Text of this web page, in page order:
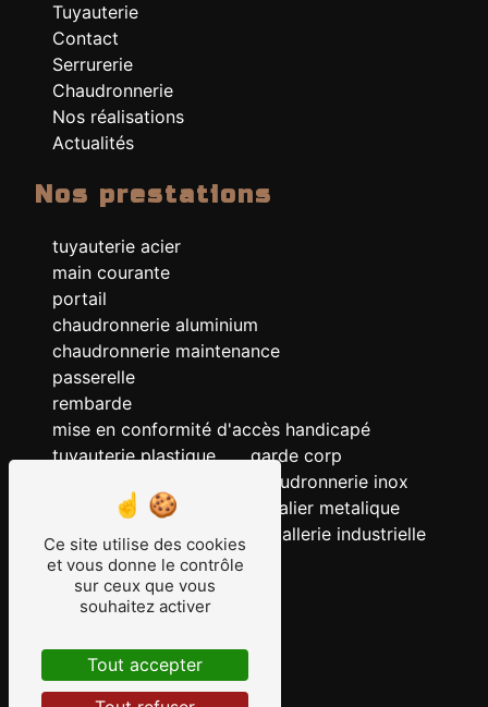
Tuyauterie
Contact
Serrurerie
Chaudronnerie
Nos réalisations
Actualités
Nos prestations
tuyauterie acier
main courante
portail
chaudronnerie aluminium
chaudronnerie maintenance
passerelle
rembarde
mise en conformité d'accès handicapé
tuyauterie plastique
chaudronnerie
serrurerie
ERP
tuyauterie
tuyauterie inox
garde corp
chaudronnerie inox
escalier metalique
metallerie industrielle
Ce site utilise des cookies
et vous donne le contrôle
sur ceux que vous
souhaitez activer
Tout accepter